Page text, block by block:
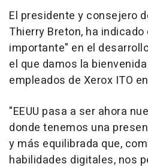
El presidente y consejero
Thierry Breton, ha
importante" en el
el que damos la
empleados de Xerox ITO
"EEUU pasa a ser ahora
donde tenemos una
y más equilibrada que,
habilidades digitales, nos